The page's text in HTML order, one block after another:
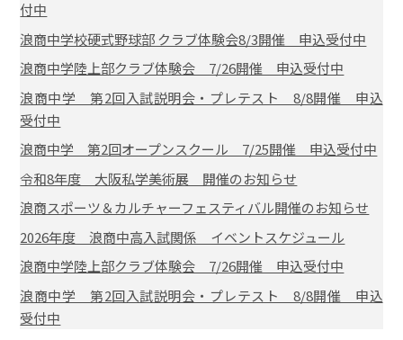
付中
浪商中学校硬式野球部 クラブ体験会8/3開催 申込受付中
浪商中学陸上部クラブ体験会 7/26開催 申込受付中
浪商中学 第2回入試説明会・プレテスト 8/8開催 申込
受付中
浪商中学 第2回オープンスクール 7/25開催 申込受付中
令和8年度 大阪私学美術展 開催のお知らせ
浪商スポーツ＆カルチャーフェスティバル開催のお知らせ
2026年度 浪商中高入試関係 イベントスケジュール
浪商中学陸上部クラブ体験会 7/26開催 申込受付中
浪商中学 第2回入試説明会・プレテスト 8/8開催 申込
受付中